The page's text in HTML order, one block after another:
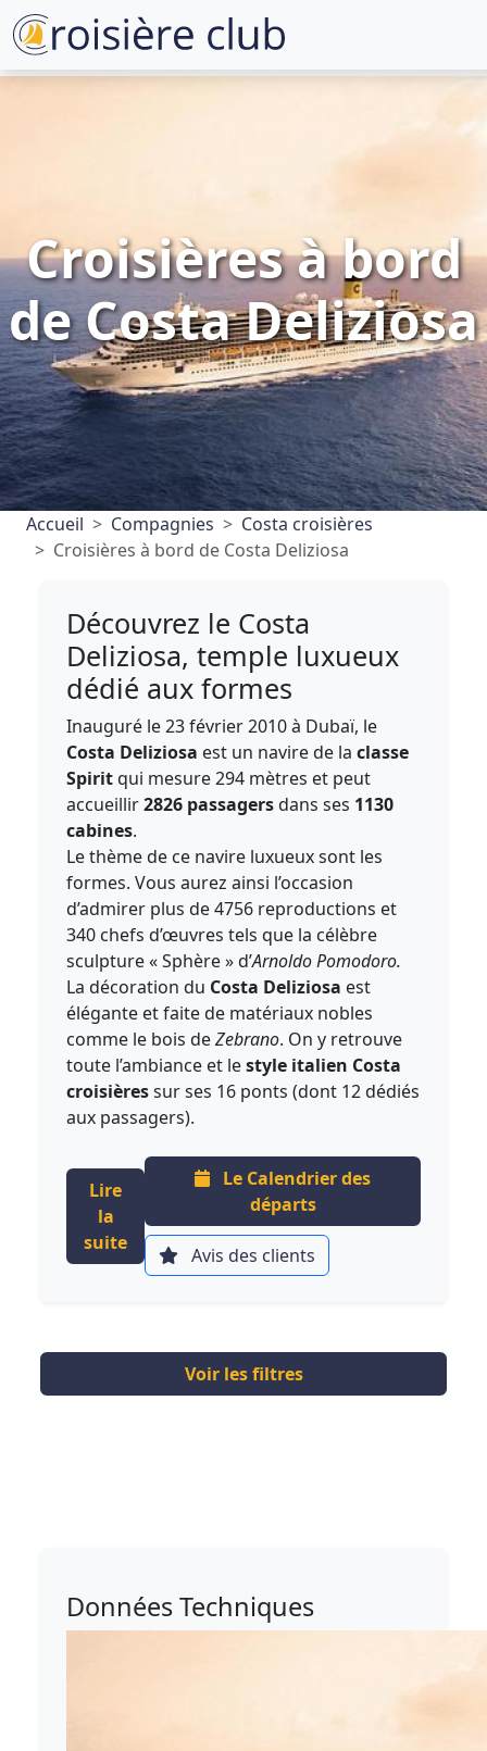
Croisières à bord
de Costa Deliziosa
Accueil Compagnies
Costa croisières
Croisières à bord de Costa Deliziosa
Découvrez le Costa
Deliziosa, temple luxueux
dédié aux formes
Inauguré le 23 février 2010 à Dubaï, le
Costa Deliziosa est un navire de laclasse
Spiritqui mesure 294 mètres et peut
accueillir2826 passagersdans ses 1130
cabines.
Le thème de ce navire luxueux sont les
formes. Vous aurez ainsi l’occasion
d’admirer plus de 4756 reproductions et
340 chefs d’œuvres tels que la célèbre
sculpture « Sphère » d’Arnoldo Pomodoro.
La décoration du Costa Deliziosa est
élégante et faite de matériaux nobles
comme le bois deZebrano. On y retrouve
toute l’ambiance et lestyle italien Costa
croisièressur ses 16 ponts (dont 12 dédiés
aux passagers).
Lire
la
suite
Le Calendrier des
départs
Avis des clients
Voir les filtres
Données Techniques